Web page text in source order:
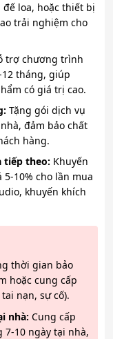
loa, hoặc thiết bị
trải nghiệm cho
trợ chương trình
tháng, giúp
có giá trị cao.
Tặng gói dịch vụ
đảm bảo chất
hàng.
tiếp theo: Khuyến
10% cho lần mua
khuyến khích
thời gian bảo
hoặc cung cấp
nạn, sự cố).
nhà: Cung cấp
10 ngày tại nhà,